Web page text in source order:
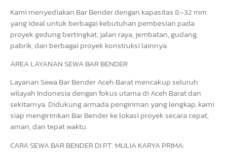
Kami menyediakan Bar Bender dengan kapasitas 8–32 mm
yang ideal untuk berbagai kebutuhan pembesian pada
proyek gedung bertingkat, jalan raya, jembatan, gudang,
pabrik, dan berbagai proyek konstruksi lainnya.
AREA LAYANAN SEWA BAR BENDER
Layanan Sewa Bar Bender Aceh Barat mencakup seluruh
wilayah Indonesia dengan fokus utama di Aceh Barat dan
sekitarnya. Didukung armada pengiriman yang lengkap, kami
siap mengirimkan Bar Bender ke lokasi proyek secara cepat,
aman, dan tepat waktu.
CARA SEWA BAR BENDER DI PT. MULIA KARYA PRIMA: